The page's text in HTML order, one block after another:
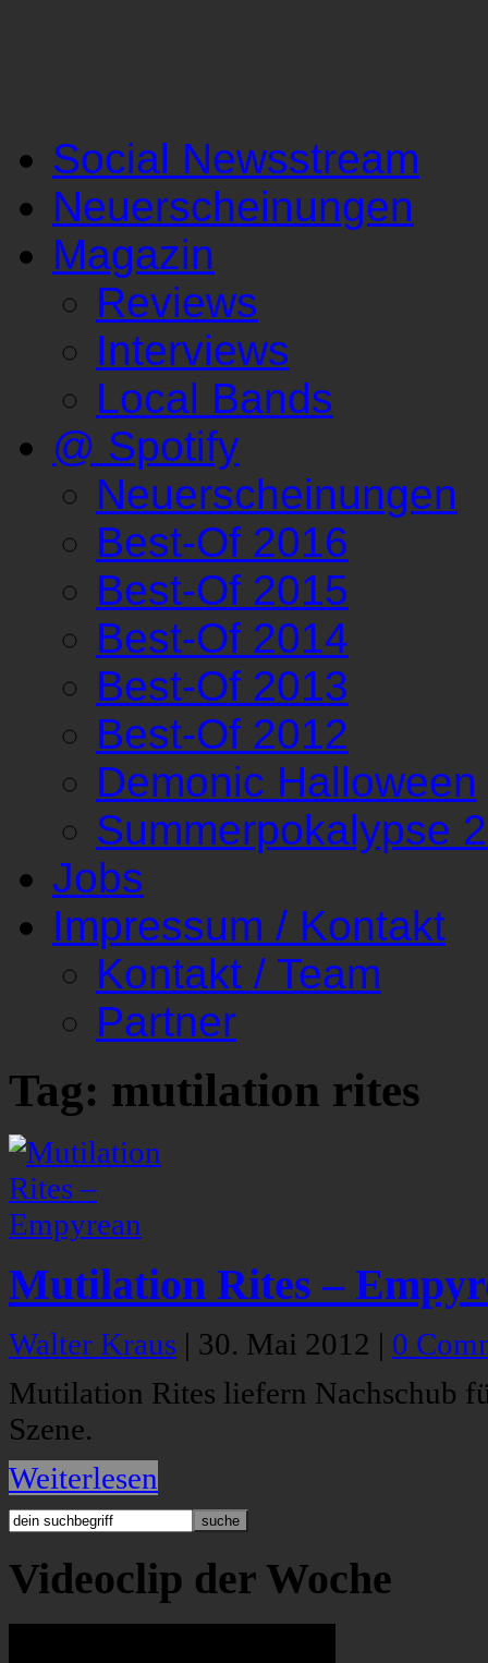
Social Newsstream
Neuerscheinungen
Magazin
Reviews
Interviews
Local Bands
@ Spotify
Neuerscheinungen
Best-Of 2016
Best-Of 2015
Best-Of 2014
Best-Of 2013
Best-Of 2012
Demonic Halloween
Summerpokalypse
Jobs
Impressum / Kontakt
Kontakt / Team
Partner
Tag: mutilation rites
Mutilation Rites –
Walter Kraus | 30. Mai 2012 | 0
Mutilation Rites liefern Nachschub
Szene.
Weiterlesen
Videoclip der Woche